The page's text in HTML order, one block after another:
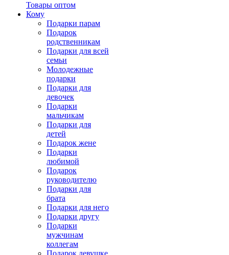
Товары оптом
Кому
Подарки парам
Подарок
родственникам
Подарки для всей
семьи
Молодежные
подарки
Подарки для
девочек
Подарки
мальчикам
Подарки для
детей
Подарок жене
Подарки
любимой
Подарок
руководителю
Подарки для
брата
Подарки для него
Подарки другу
Подарки
мужчинам
коллегам
Подарок девушке